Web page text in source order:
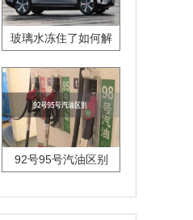
玻璃水冻住了如何解
92号95号汽油区别